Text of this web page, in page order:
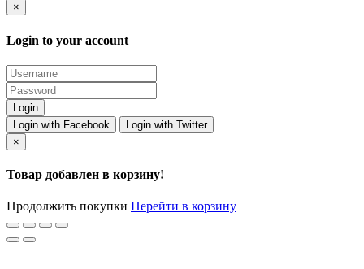
×
Login to your account
Login with Facebook
Login with Twitter
×
Товар добавлен в корзину!
Продолжить покупки Перейти в корзину